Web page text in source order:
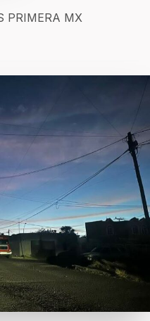
PRIMERA MX